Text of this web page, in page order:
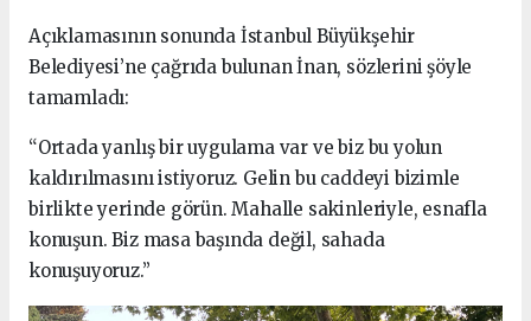
Açıklamasının sonunda İstanbul Büyükşehir
Belediyesi’ne çağrıda bulunan İnan, sözlerini şöyle
tamamladı:
“Ortada yanlış bir uygulama var ve biz bu yolun
kaldırılmasını istiyoruz. Gelin bu caddeyi bizimle
birlikte yerinde görün. Mahalle sakinleriyle, esnafla
konuşun. Biz masa başında değil, sahada
konuşuyoruz.”